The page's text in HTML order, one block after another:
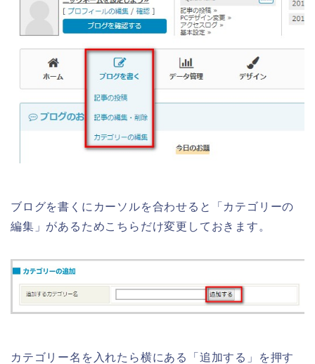
ブログを書くにカーソルを合わせると「カテゴリーの
編集」があるためこちらだけ変更しておきます。
カテゴリー名を入れたら横にある「追加する」を押す